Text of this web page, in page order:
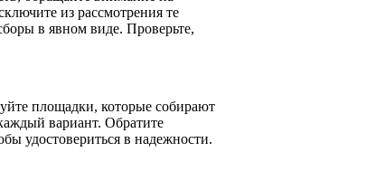
из рассмотрения те
в явном виде. Проверьте,
площадки, которые собирают
вариант. Обратите
удостовериться в надежности.